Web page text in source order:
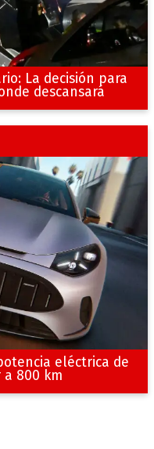
La decisión para
descansará
eléctrica de
800 km